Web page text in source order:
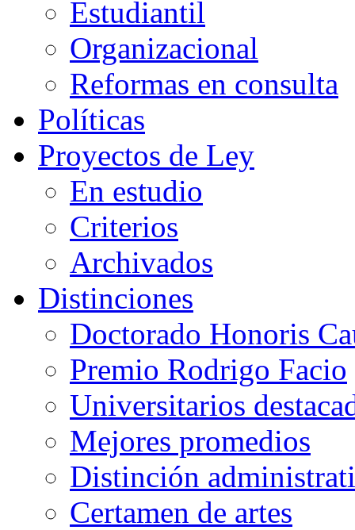
Estudiantil
Organizacional
Reformas en consulta
Políticas
Proyectos de Ley
En estudio
Criterios
Archivados
Distinciones
Doctorado Honoris
Premio Rodrigo Facio
Universitarios
Mejores promedios
Distinción
Certamen de artes